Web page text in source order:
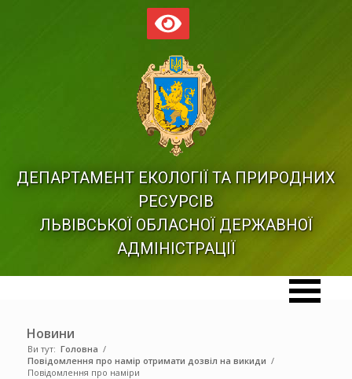
ДЕПАРТАМЕНТ ЕКОЛОГІЇ ТА ПРИРОДНИХ
РЕСУРСІВ
ЛЬВІВСЬКОЇ ОБЛАСНОЇ ДЕРЖАВНОЇ
АДМІНІСТРАЦІЇ
Новини
Ви тут: Головна /
Повідомлення про намір отримати дозвіл на викиди /
Повідомлення про наміри